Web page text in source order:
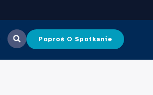
Poproś O Spotkanie